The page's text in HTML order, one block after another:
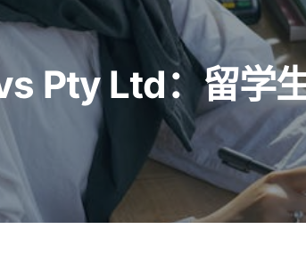
Pty Ltd：留学